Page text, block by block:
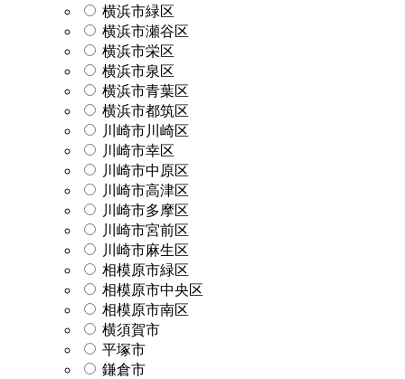
横浜市緑区
横浜市瀬谷区
横浜市栄区
横浜市泉区
横浜市青葉区
横浜市都筑区
川崎市川崎区
川崎市幸区
川崎市中原区
川崎市高津区
川崎市多摩区
川崎市宮前区
川崎市麻生区
相模原市緑区
相模原市中央区
相模原市南区
横須賀市
平塚市
鎌倉市